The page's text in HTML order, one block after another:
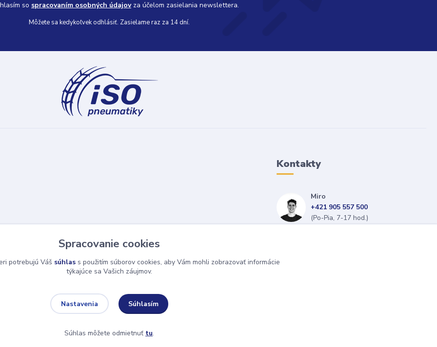
so spracovaním osobných údajovza účelom zasielania newslettera.
Môžete sa kedykoľvek odhlásiť. Zasielame raz za 14 dní.
Kontakty
Miro
+421 905 557 500
(Po-Pia, 7-17 hod.)
Spracovanie cookies
potrebujú Váš súhlas s použitím súborov cookies, aby Vám mohli zobrazovať informácie
týkajúce sa Vašich záujmov.
Nastavenia Súhlasím
Súhlas môžete odmietnuť tu.